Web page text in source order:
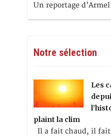
Un reportage
Notre sélection
Les
plaint la clim
Il a fait chaud, il